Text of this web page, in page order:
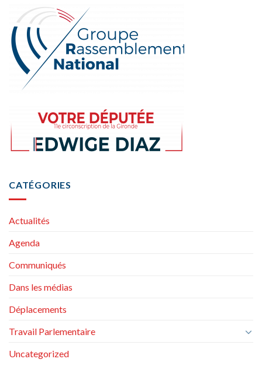
CATÉGORIES
Actualités
Agenda
Communiqués
Dans les médias
Déplacements
Travail Parlementaire
Uncategorized